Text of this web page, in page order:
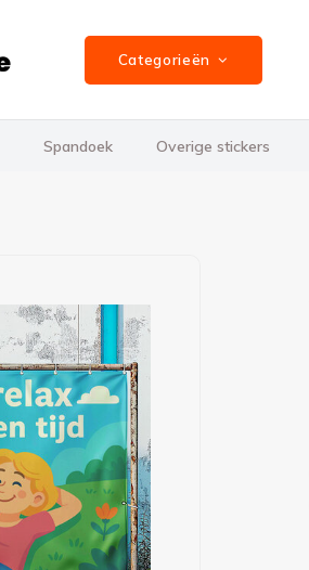
Categorieën
Spandoek Overige stickers